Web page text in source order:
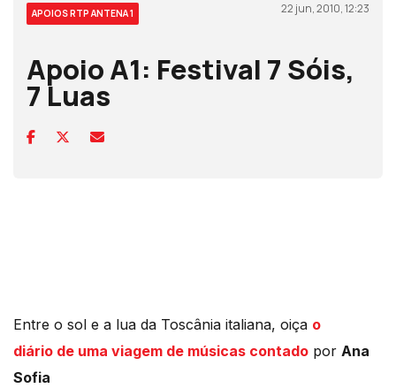
APOIOS RTP ANTENA 1 22 jun, 2010, 12:23
Apoio A1: Festival 7 Sóis,
7 Luas
Entre o sol e a lua da Toscânia italiana, oiça o
diário de uma viagem de músicas contado por Ana
Sofia